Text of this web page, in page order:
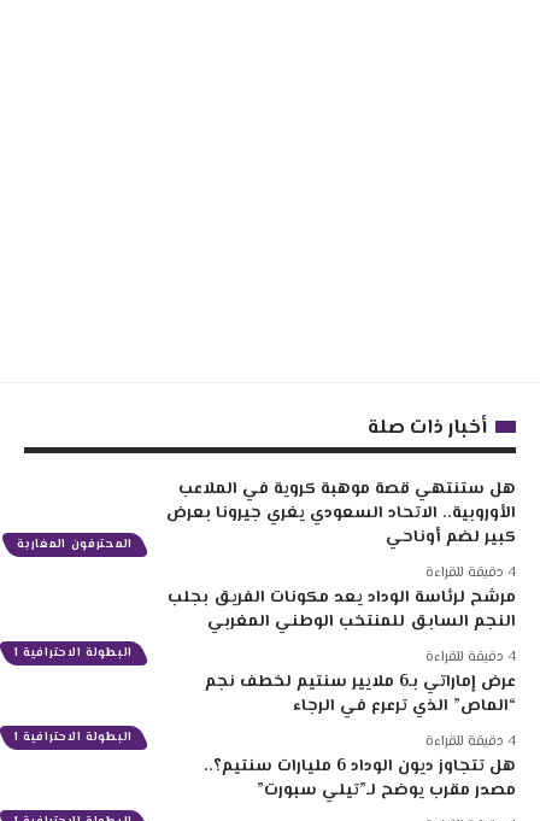
أخبار ذات صلة
المحترفون المغاربة
هل ستنتهي قصة موهبة كروية في الملاعب
الأوروبية.. الاتحاد السعودي يغري جيرونا بعرض
كبير لضم أوناحي
البطولة الاحترافية 1
مرشح لرئاسة الوداد يعد مكونات الفريق بجلب
النجم السابق للمنتخب الوطني المغربي
البطولة الاحترافية 1
عرض إماراتي بـ6 ملايير سنتيم لخطف نجم
“الماص” الذي ترعرع في الرجاء
هل تتجاوز ديون الوداد 6 مليارات سنتيم؟..
مصدر مقرب يوضح لـ”تيلي سبورت”